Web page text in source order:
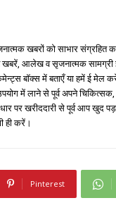
खबरों को साभार
आलेख व सृजनात्मक सामग्री
बॉक्स में बताएँ या हमें ई मेल
में लाने से पूर्व अपने चिकित्सक,
पर खरीददारी से पूर्व आप खुद
ही करें।
Pinterest